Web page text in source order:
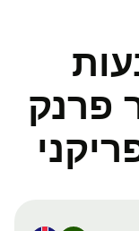
פרנק